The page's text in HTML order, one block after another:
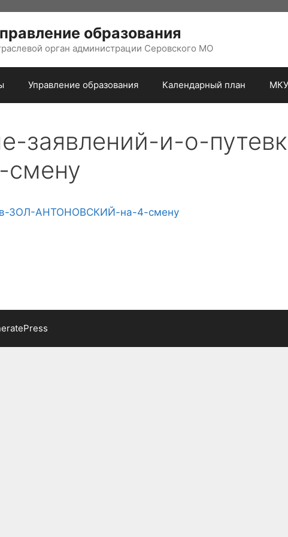
образования
орган администрации Серовского МО
Управление образования Календарный план
заявлений-и-о-
в-ЗОЛ-АНТОНОВСКИЙ-на-4-смену